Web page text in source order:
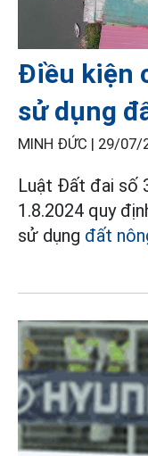
Điều kiện
sử dụng
MINH ĐỨC | 29/07/
Luật Đất đai số
1.8.2024 quy
sử dụng đất